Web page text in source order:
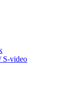
S-video